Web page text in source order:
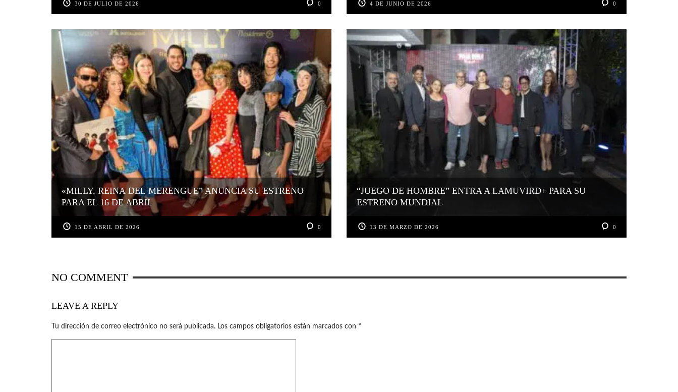
30 DE JULIO DE 2026 0 4 DE JUNIO DE 2026 0
«MILLY, REINA DEL MERENGUE” ANUNCIA SU ESTRENO
PARA EL 16 DE ABRIL
15 DE ABRIL DE 2026 0
“JUEGO DE HOMBRE” ENTRA A LAMUVIRD+ PARA SU
ESTRENO MUNDIAL
13 DE MARZO DE 2026 0
NO COMMENT
LEAVE A REPLY
Tu dirección de correo electrónico no será publicada. Los campos obligatorios están marcados con *